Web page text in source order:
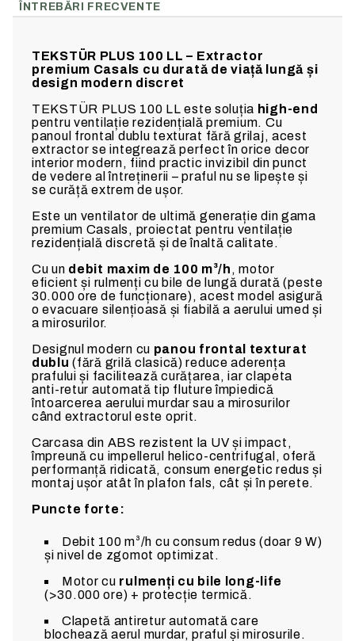
ÎNTREBĂRI FRECVENTE
TEKSTÜR PLUS 100 LL – Extractor
premium Casals cu durată de viață lungă și
design modern discret
TEKSTÜR PLUS 100 LL este soluția high-end
pentru ventilație rezidențială premium. Cu
panoul frontal dublu texturat fără grilaj, acest
extractor se integrează perfect în orice decor
interior modern, fiind practic invizibil din punct
de vedere al întreținerii – praful nu se lipește și
se curăță extrem de ușor.
Este un ventilator de ultimă generație din gama
premium Casals, proiectat pentru ventilație
rezidențială discretă și de înaltă calitate.
Cu un debit maxim de 100 m³/h , motor
eficient și rulmenți cu bile de lungă durată (peste
30.000 ore de funcționare), acest model asigură
o evacuare silențioasă și fiabilă a aerului umed și
a mirosurilor.
Designul modern cu panou frontal texturat
dublu (fără grilă clasică) reduce aderența
prafului și facilitează curățarea, iar clapeta
anti-retur automată tip fluture împiedică
întoarcerea aerului murdar sau a mirosurilor
când extractorul este oprit.
Carcasa din ABS rezistent la UV și impact,
împreună cu impellerul helico-centrifugal, oferă
performanță ridicată, consum energetic redus și
montaj ușor atât în plafon fals, cât și în perete.
Puncte forte:
Debit 100 m³/h cu consum redus (doar 9 W)
și nivel de zgomot optimizat.
Motor cu rulmenți cu bile long-life
(>30.000 ore) + protecție termică.
Clapetă antiretur automată care
blochează aerul murdar, praful și mirosurile.